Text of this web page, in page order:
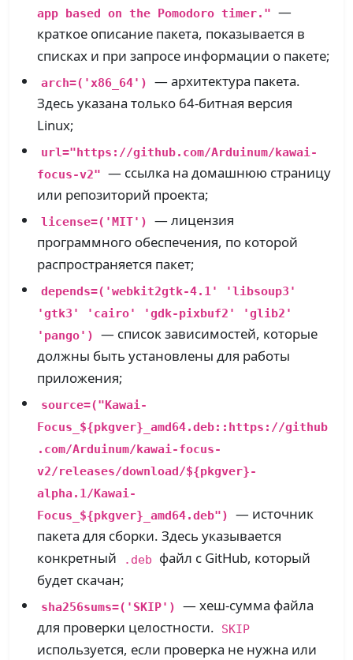
app based on the Pomodoro timer." —
краткое описание пакета, показывается в
списках и при запросе информации о пакете;
arch=('x86_64')
— архитектура пакета.
Здесь указана только 64-битная версия
Linux;
url="https://github.com/Arduinum/kawai-
focus-v2" — ссылка на домашнюю страницу
или репозиторий проекта;
license=('MIT')
— лицензия
программного обеспечения, по которой
распространяется пакет;
depends=('webkit2gtk-4.1' 'libsoup3'
'gtk3' 'cairo' 'gdk-pixbuf2' 'glib2'
'pango')
— список зависимостей, которые
должны быть установлены для работы
приложения;
source=("Kawai-
Focus_${pkgver}_amd64.deb::https://github
.com/Arduinum/kawai-focus-
v2/releases/download/${pkgver}-
alpha.1/Kawai-
Focus_${pkgver}_amd64.deb")
— источник
пакета для сборки. Здесь указывается
конкретный
.deb
файл с GitHub, который
будет скачан;
sha256sums=('SKIP')
— хеш-сумма файла
для проверки целостности.
SKIP
используется, если проверка не нужна или